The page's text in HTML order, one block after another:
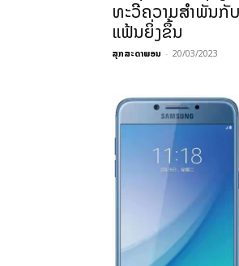
ທະວີຄວາມສຳພັນກັ
ແຟ້ນຍິ່ງຂຶ້ນ
ສຸກສະດາພອນ - 20/03/2023